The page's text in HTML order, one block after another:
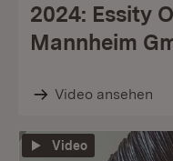
2024: Essity
Mannheim
Video ansehen
Video